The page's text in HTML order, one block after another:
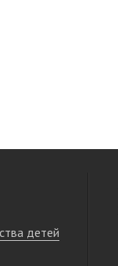
детей